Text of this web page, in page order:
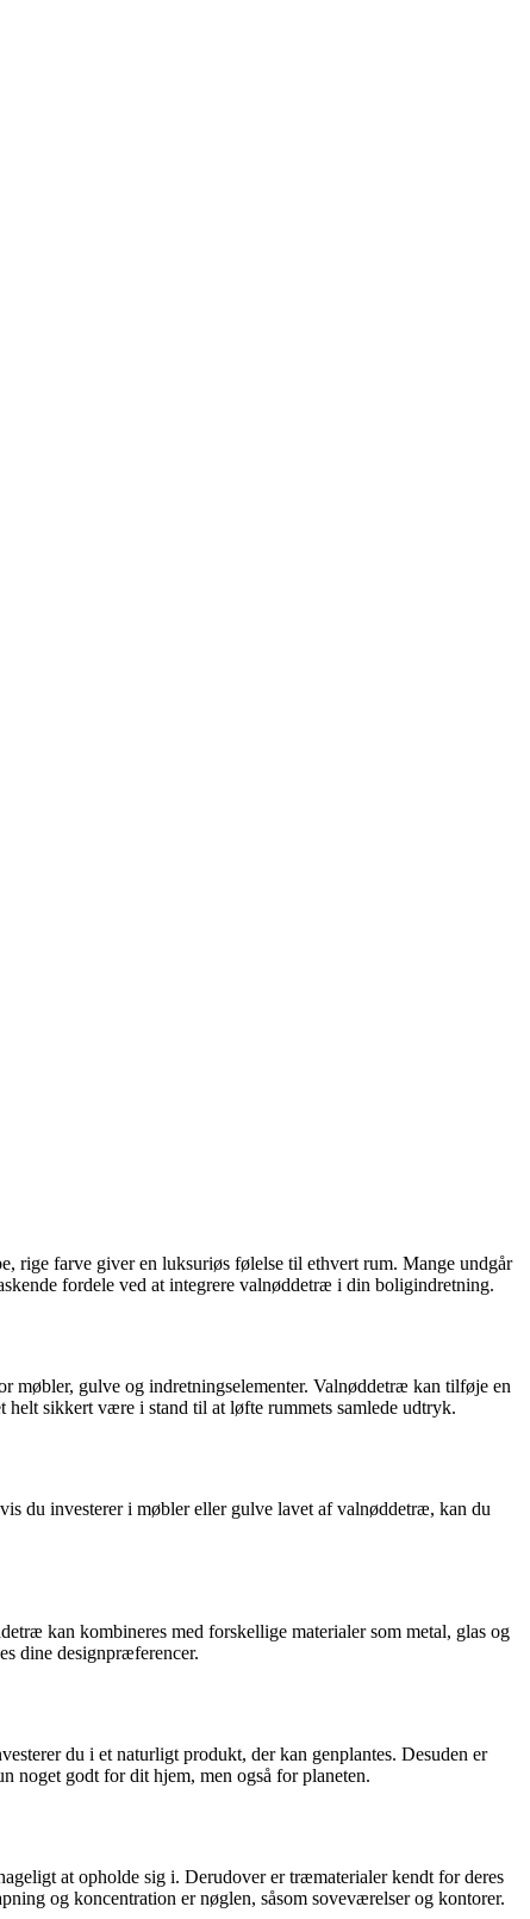
rige farve giver en luksuriøs følelse til ethvert rum. Mange undgår
fordele ved at integrere valnøddetræ i din boligindretning.
møbler, gulve og indretningselementer. Valnøddetræ kan tilføje en
sikkert være i stand til at løfte rummets samlede udtryk.
du investerer i møbler eller gulve lavet af valnøddetræ, kan du
kan kombineres med forskellige materialer som metal, glas og
dine designpræferencer.
du i et naturligt produkt, der kan genplantes. Desuden er
godt for dit hjem, men også for planeten.
at opholde sig i. Derudover er træmaterialer kendt for deres
og koncentration er nøglen, såsom soveværelser og kontorer.